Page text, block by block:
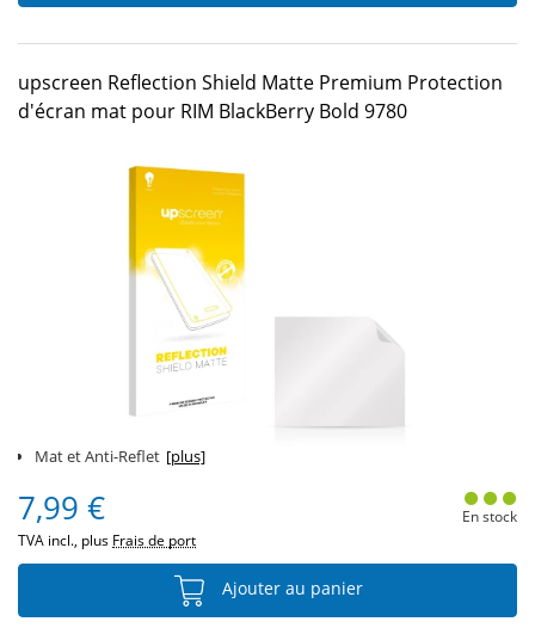
upscreen Reflection Shield Matte Premium Protection
d'écran mat pour RIM BlackBerry Bold 9780
Mat et Anti-Reflet [plus]
7,99 €
TVA incl., plus Frais de port
En stock
Ajouter au panier